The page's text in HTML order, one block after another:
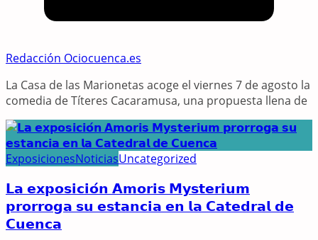
Redacción Ociocuenca.es
La Casa de las Marionetas acoge el viernes 7 de agosto la
comedia de Títeres Cacaramusa, una propuesta llena de
ExposicionesNoticiasUncategorized
𝗟𝗮 𝗲𝘅𝗽𝗼𝘀𝗶𝗰𝗶𝗼́𝗻 𝗔𝗺𝗼𝗿𝗶𝘀 𝗠𝘆𝘀𝘁𝗲𝗿𝗶𝘂𝗺
𝗽𝗿𝗼𝗿𝗿𝗼𝗴𝗮 𝘀𝘂 𝗲𝘀𝘁𝗮𝗻𝗰𝗶𝗮 𝗲𝗻 𝗹𝗮 𝗖𝗮𝘁𝗲𝗱𝗿𝗮𝗹 𝗱𝗲
𝗖𝘂𝗲𝗻𝗰𝗮